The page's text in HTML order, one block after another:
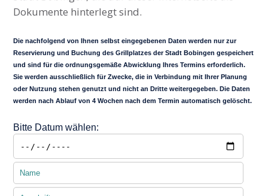
Dokumente hinterlegt sind.
Die nachfolgend von Ihnen selbst eingegebenen Daten werden nur zur
Reservierung und Buchung des Grillplatzes der Stadt Bobingen gespeichert
und sind für die ordnungsgemäße Abwicklung Ihres Termins erforderlich.
Sie werden ausschließlich für Zwecke, die in Verbindung mit Ihrer Planung
oder Nutzung stehen genutzt und nicht an Dritte weitergegeben. Die Daten
werden nach Ablauf von 4 Wochen nach dem Termin automatisch gelöscht.
Bitte Datum wählen: